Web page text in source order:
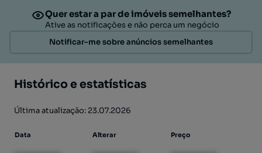
Quer estar a par de imóveis semelhantes?
Ative as notificações e não perca um negócio
Notificar-me sobre anúncios semelhantes
Histórico e estatísticas
Última atualização: 23.07.2026
Data Alterar Preço